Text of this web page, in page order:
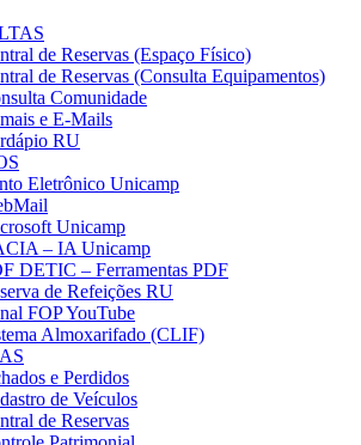
de Reservas (Espaço Físico)
de Reservas (Consulta Equipamentos)
Comunidade
e E-Mails
RU
Eletrônico Unicamp
Unicamp
– IA Unicamp
DETIC – Ferramentas PDF
de Refeições RU
FOP YouTube
Almoxarifado (CLIF)
e Perdidos
de Veículos
de Reservas